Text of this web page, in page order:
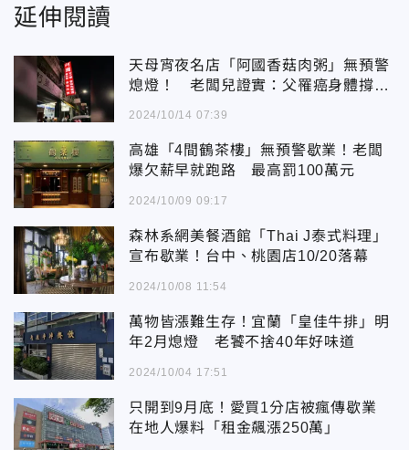
延伸閱讀
天母宵夜名店「阿國香菇肉粥」無預警
熄燈！ 老闆兒證實：父罹癌身體撐不
2024/10/14 07:39
高雄「4間鶴茶樓」無預警歇業！老闆
爆欠薪早就跑路 最高罰100萬元
2024/10/09 09:17
森林系網美餐酒館「Thai J泰式料理」
宣布歇業！台中、桃園店10/20落幕
2024/10/08 11:54
萬物皆漲難生存！宜蘭「皇佳牛排」明
年2月熄燈 老饕不捨40年好味道
2024/10/04 17:51
只開到9月底！愛買1分店被瘋傳歇業
在地人爆料「租金飆漲250萬」